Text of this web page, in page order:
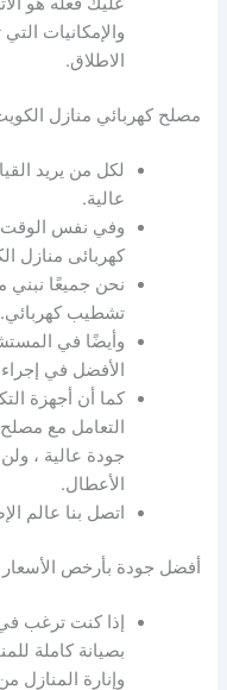
والإمكانيات
الاطلاق.
مصلح كهربائي منازل
لكل من يريد
عالية.
وفي نفس الوقت
كهربائى منازل
نحن جميعًا نبني
تشطيب كهربائي.
وأيضًا في
الأفضل في إجراء
كما أن أجهزة
التعامل مع
جودة عالية ،
الأعطال.
اتصل بنا عالم
أفضل جودة بأرخص الأسعار
إذا كنت ترغب في
بصيانة كاملة
وإنارة المنازل